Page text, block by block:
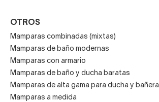
OTROS
Mamparas combinadas (mixtas)
Mamparas de baño modernas
Mamparas con armario
Mamparas de baño y ducha baratas
Mamparas de alta gama para ducha y bañera
Mamparas a medida